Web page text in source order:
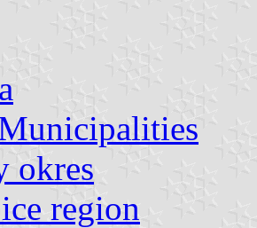
okres
region